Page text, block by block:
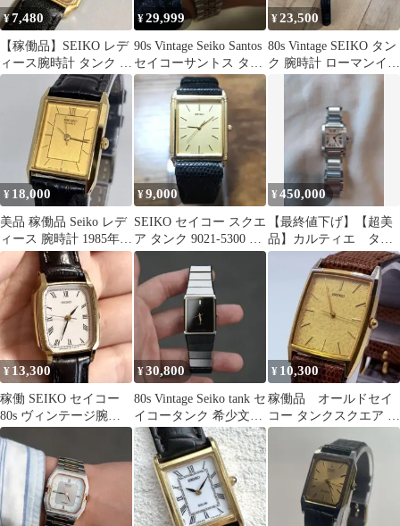
¥7,480
【稼働品】SEIKO レデ
ィース腕時計 タンク ヴ
ィンテージ 電池交換済
¥29,999
90s Vintage Seiko Santos
セイコーサントス タン
ク コンビ
¥23,500
80s Vintage SEIKO タン
ク 腕時計 ローマンイン
デックス
¥ 18,000
美品 稼働品 Seiko レデ
ィース 腕時計 1985年製
ヴィンテージ タンク
¥9,000
SEIKO セイコー スクエ
ア タンク 9021-5300 ク
ォーツ式
¥450,000
【最終値下げ】【超美
品】カルティエ タン
クフランセーズ文字盤
ピンクシェル
¥ 13,300
稼働 SEIKO セイコー
80s ヴィンテージ腕時
計 スクエア タンク
¥30,800
80s Vintage Seiko tank セ
イコータンク 希少文字
盤
¥ 10,300
稼働品 オールドセイ
コー タンクスクエア ゴ
ールド クォーツ メンズ